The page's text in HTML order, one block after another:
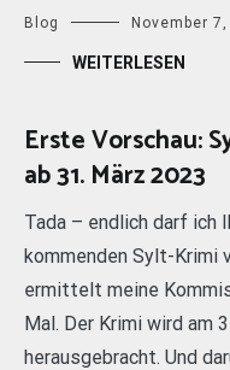
Blog November
WEITERLESEN
Erste Vorschau:
ab 31. März 2023
Tada – endlich darf ich
kommenden Sylt-Krimi
ermittelt meine
Mal. Der Krimi wird am
herausgebracht. Und